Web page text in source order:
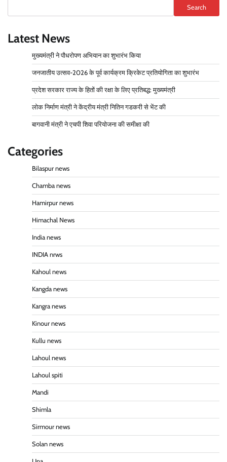
Search
Latest News
मुख्यमंत्री ने पौधरोपण अभियान का शुभारंभ किया
जनजातीय उत्सव-2026 के पूर्व कार्यक्रम क्रिकेट प्रतियोगिता का शुभारंभ
प्रदेश सरकार राज्य के हितों की रक्षा के लिए प्रतिबद्ध: मुख्यमंत्री
लोक निर्माण मंत्री ने केंद्रीय मंत्री नितिन गडकरी से भेंट की
बागवानी मंत्री ने एचपी शिवा परियोजना की समीक्षा की
Categories
Bilaspur news
Chamba news
Hamirpur news
Himachal News
India news
INDIA nrws
Kahoul news
Kangda news
Kangra news
Kinour news
Kullu news
Lahoul news
Lahoul spiti
Mandi
Shimla
Sirmour news
Solan news